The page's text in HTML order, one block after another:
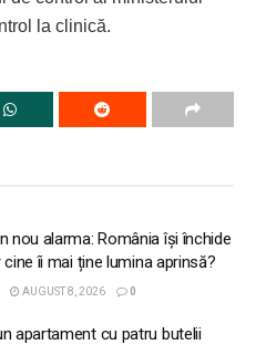
la clinică.
nou alarma: România își închide
îi mai ține lumina aprinsă?
AUGUST 8, 2026 0
apartament cu patru butelii